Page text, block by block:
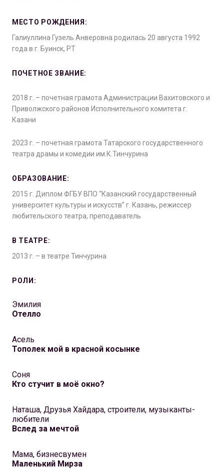
МЕСТО РОЖДЕНИЯ:
Галиуллина Гузель Анверовна родилась 20 августа 1992
года в г. Буинск, РТ
ПОЧЕТНОЕ ЗВАНИЕ:
2018 г. – почетная грамота Администрации Вахитовского и
Приволжского районов Исполнительного комитета г.
Казани
2023 г. – почетная грамота Татарского государственного
театра драмы и комедии им.К.Тинчурина
ОБРАЗОВАНИЕ:
2015 г. Диплом ФГБУ ВПО “Казанский государственный
университет культуры и искусств” г. Казань, режиссер
любительского театра, преподаватель
В ТЕАТРЕ:
2013 г. – в театре Тинчурина
РОЛИ:
Эмилия
Отелло
Асель
Тополек мой в красной косынке
Соня
Кто стучит в моё окно?
Наташа, Друзья Хайдара, строители, музыканты-
любители
Вслед за мечтой
Мама, бизнесвумен
Маленький Мирза